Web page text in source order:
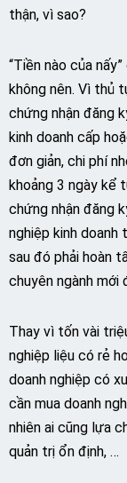
thận, vì sao?
“Tiền nào của
không nên. Vì thủ
chứng nhận đăng
kinh doanh cấp
đơn giản, chi phí
khoảng 3 ngày kể
chứng nhận đăng
nghiệp kinh doanh
sau đó phải hoàn
chuyên ngành
Thay vì tốn vài
nghiệp liệu có rẻ
doanh nghiệp có
cần mua doanh
nhiên ai cũng lựa
quản trị ổn định, …